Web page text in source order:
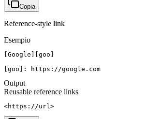
Copia
Reference-style link
Esempio
[Google][goo]
[goo]: https://google.com
Output
Reusable reference links
<https://url>